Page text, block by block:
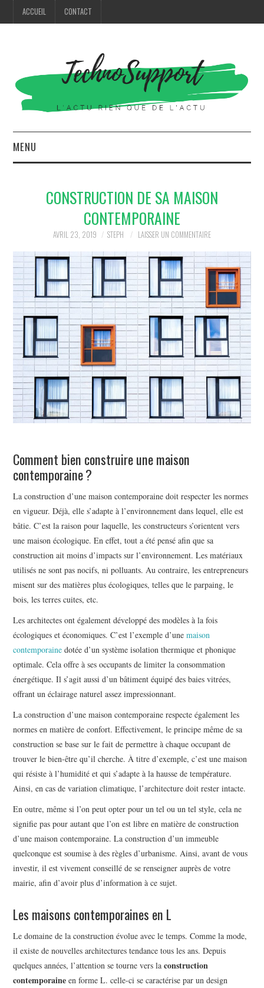
ACCUEIL CONTACT
MENU
MODE
MAISON
BEAUTÉ
IMMOBILIER
SOCIETE
FORMATION
SANTÉ
CONTACT
CONSTRUCTION DE SA MAISON
CONTEMPORAINE
AVRIL 23, 2019 STEPH LAISSER UN COMMENTAIRE
Comment bien construire une maison
contemporaine ?
La construction d’une maison contemporaine doit respecter les normes
en vigueur. Déjà, elle s’adapte à l’environnement dans lequel, elle est
bâtie. C’est la raison pour laquelle, les constructeurs s’orientent vers
une maison écologique. En effet, tout a été pensé afin que sa
construction ait moins d’impacts sur l’environnement. Les matériaux
utilisés ne sont pas nocifs, ni polluants. Au contraire, les entrepreneurs
misent sur des matières plus écologiques, telles que le parpaing, le
bois, les terres cuites, etc.
Les architectes ont également développé des modèles à la fois
écologiques et économiques. C’est l’exemple d’unemaison
contemporaine dotée d’un système isolation thermique et phonique
optimale. Cela offre à ses occupants de limiter la consommation
énergétique. Il s’agit aussi d’un bâtiment équipé des baies vitrées,
offrant un éclairage naturel assez impressionnant.
Laconstruction d’une maison contemporainerespecte également les
normes en matière de confort. Effectivement, le principe même de sa
construction se base sur le fait de permettre à chaque occupant de
trouver le bien-être qu’il cherche. À titre d’exemple, c’est une maison
qui résiste à l’humidité et qui s’adapte à la hausse de température.
Ainsi, en cas de variation climatique, l’architecture doit rester intacte.
En outre, même si l’on peut opter pour un tel ou un tel style, cela ne
signifie pas pour autant que l’on est libre en matière de construction
d’une maison contemporaine. La construction d’un immeuble
quelconque est soumise à des règles d’urbanisme. Ainsi, avant de vous
investir, il est vivement conseillé de se renseigner auprès de votre
mairie, afin d’avoir plus d’information à ce sujet.
Les maisons contemporaines en L
Le domaine de la construction évolue avec le temps. Comme la mode,
il existe de nouvelles architectures tendance tous les ans. Depuis
quelques années, l’attention se tourne vers laconstruction
contemporaineen forme L. celle-ci se caractérise par un design